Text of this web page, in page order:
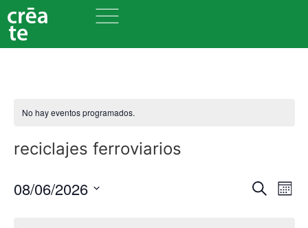
No hay eventos programados.
reciclajes ferroviarios
BuscarMes
08/06/2026